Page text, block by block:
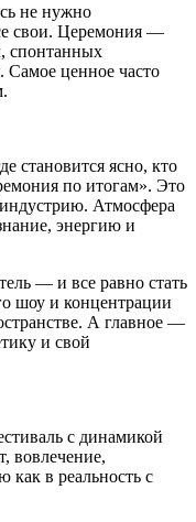
не нужно
свои. Церемония —
спонтанных
Самое ценное часто
становится ясно, кто
по итогам». Это
Атмосфера
энергию и
— и все равно стать
шоу и концентрации
А главное —
и свой
с динамикой
вовлечение,
как в реальность с